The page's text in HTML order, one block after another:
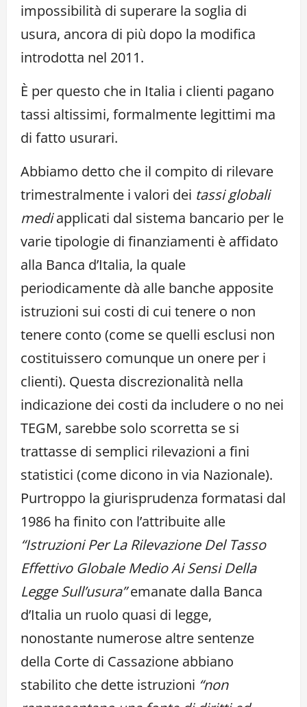
impossibilità di superare la soglia di
usura, ancora di più dopo la modifica
introdotta nel 2011.
È per questo che in Italia i clienti pagano
tassi altissimi, formalmente legittimi ma
di fatto usurari.
Abbiamo detto che il compito di rilevare
trimestralmente i valori dei tassi globali
mediapplicati dal sistema bancario per le
varie tipologie di finanziamenti è affidato
alla Banca d’Italia, la quale
periodicamente dà alle banche apposite
istruzioni sui costi di cui tenere o non
tenere conto (come se quelli esclusi non
costituissero comunque un onere per i
clienti). Questa discrezionalità nella
indicazione dei costi da includere o no nei
TEGM, sarebbe solo scorretta se si
trattasse di semplici rilevazioni a fini
statistici (come dicono in via Nazionale).
Purtroppo la giurisprudenza formatasi dal
1986 ha finito con l’attribuite alle
“Istruzioni Per La Rilevazione Del Tasso
Effettivo Globale Medio Ai Sensi Della
Legge Sull’usura”emanate dalla Banca
d’Italia un ruolo quasi di legge,
nonostante numerose altre sentenze
della Corte di Cassazione abbiano
stabilito che dette istruzioni “non